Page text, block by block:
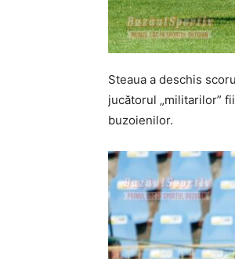
Steaua a deschis
jucătorul „militarilor”
buzoienilor.